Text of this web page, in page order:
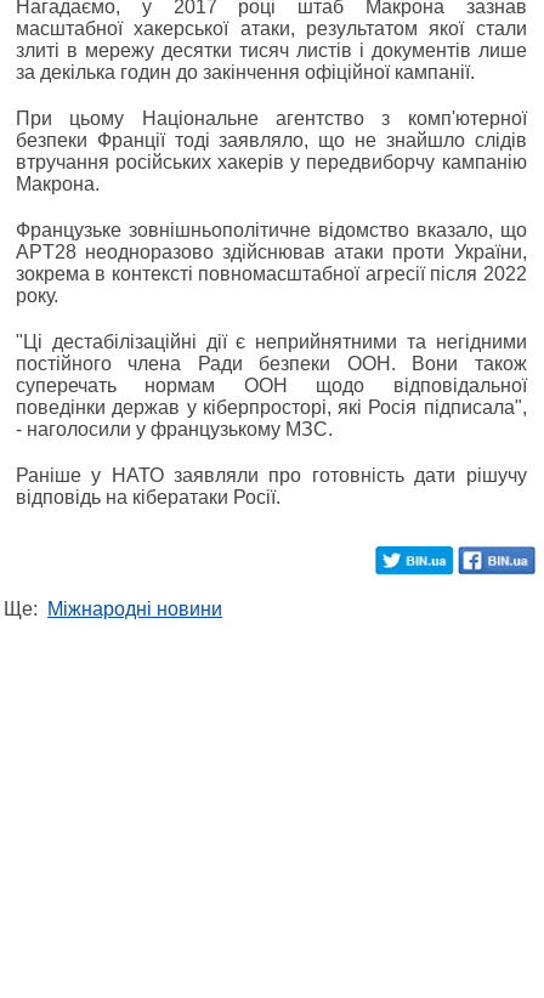
Нагадаємо, у 2017 році штаб Макрона зазнав
масштабної хакерської атаки, результатом якої стали
злиті в мережу десятки тисяч листів і документів лише
за декілька годин до закінчення офіційної кампанії.
При цьому Національне агентство з комп'ютерної
безпеки Франції тоді заявляло, що не знайшло слідів
втручання російських хакерів у передвиборчу кампанію
Макрона.
Французьке зовнішньополітичне відомство вказало, що
APT28 неодноразово здійснював атаки проти України,
зокрема в контексті повномасштабної агресії після 2022
року.
"Ці дестабілізаційні дії є неприйнятними та негідними
постійного члена Ради безпеки ООН. Вони також
суперечать нормам ООН щодо відповідальної
поведінки держав у кіберпросторі, які Росія підписала",
- наголосили у французькому МЗС.
Раніше у НАТО заявляли про готовність дати рішучу
відповідь на кібератаки Росії.
Ще: Міжнародні новини